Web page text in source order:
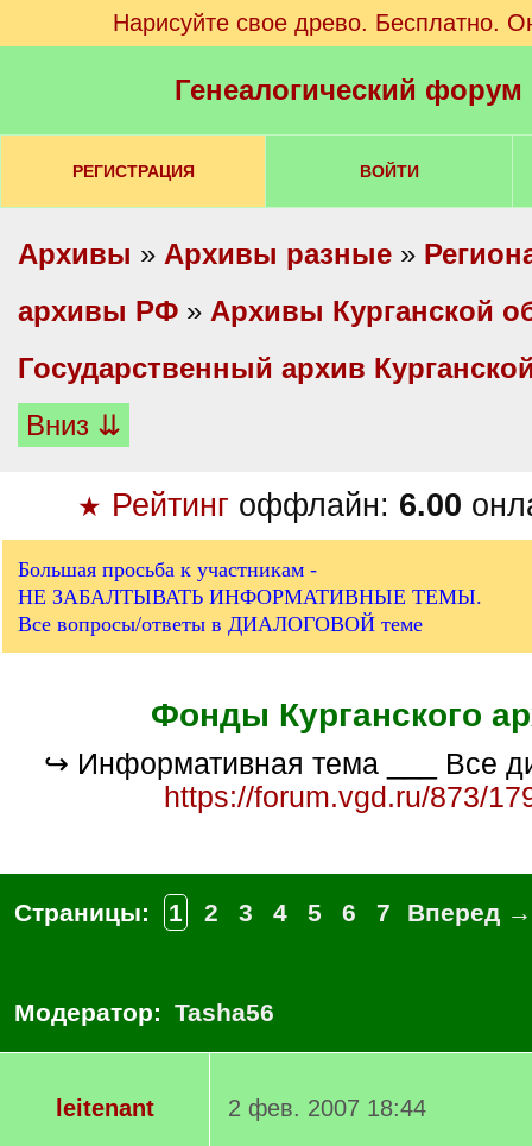
Нарисуйте свое древо. Бесплатно.
Генеалогический
РЕГИСТРАЦИЯ ВОЙТИ
Архивы » Архивы разные »
архивы РФ » Архивы Курганской
Государственный архив
Вниз ⇊
★ Рейтинг оффлайн: 6.00
Большая просьба к участникам -
НЕ ЗАБАЛТЫВАТЬ ИНФОРМАТИВНЫЕ ТЕМЫ.
Все вопросы/ответы в ДИАЛОГОВОЙ теме
Фонды Курганского
↪ Информативная тема ___ Все
https://forum.vgd.ru/873/
Страницы: 1 2 3 4 5 6 7 Вперед →
Модератор: Tasha56
leitenant
2 фев. 2007 18:44